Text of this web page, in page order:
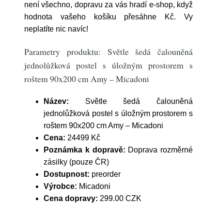
není všechno, dopravu za vás hradí e-shop, když
hodnota vašeho košíku přesáhne Kč. Vy
neplatíte nic navíc!
Parametry produktu: Světle šedá čalouněná
jednolůžková postel s úložným prostorem s
roštem 90x200 cm Amy – Micadoni
Název: Světle šedá čalouněná
jednolůžková postel s úložným prostorem s
roštem 90x200 cm Amy – Micadoni
Cena: 24499 Kč
Poznámka k dopravě: Doprava rozměrné
zásilky (pouze ČR)
Dostupnost: preorder
Výrobce: Micadoni
Cena dopravy: 299.00 CZK